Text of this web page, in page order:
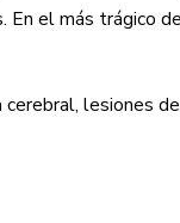
el más trágico
lesiones